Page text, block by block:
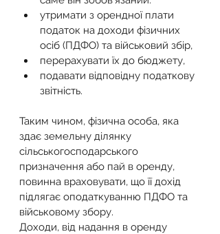
утримати з орендної плати
податок на доходи фізичних
осіб (ПДФО) та військовий збір,
перерахувати їх до бюджету,
подавати відповідну податкову
звітність.
Таким чином, фізична особа, яка
здає земельну ділянку
сільськогосподарського
призначення або пай в оренду,
повинна враховувати, що її дохід
підлягає оподаткуванню ПДФО та
військовому збору.
Доходи, від надання в оренду